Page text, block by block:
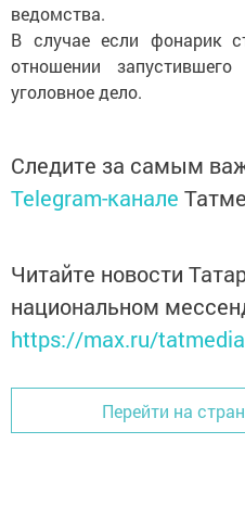
ведомства.
В случае если фонарик
отношении
уголовное дело.
Следите за самым
Telegram-канале
Читайте новости
национальном
https://max.ru/tatmedia
Перейти на